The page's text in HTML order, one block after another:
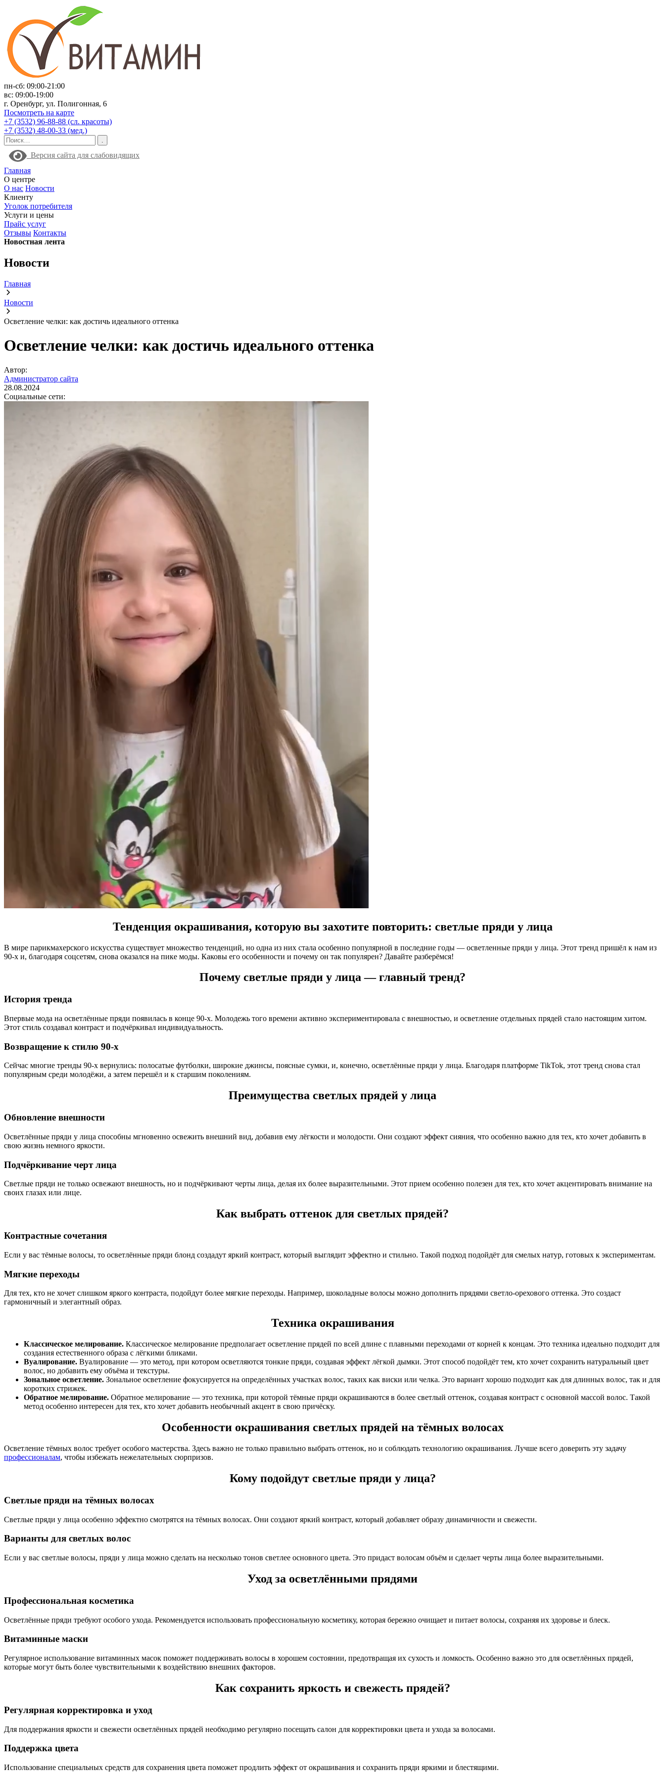
пн-сб: 09:00-21:00
вс: 09:00-19:00
г. Оренбург, ул. Полигонная, 6
Посмотреть на карте
+7 (3532) 96-88-88 (сл. красоты)
+7 (3532) 48-00-33 (мед.)
Версия сайта для слабовидящих
Главная
О центре
О нас Новости
Клиенту
Уголок потребителя
Услуги и цены
Прайс услуг
Отзывы Контакты
Новостная лента
Новости
Главная
Новости
Осветление челки: как достичь идеального оттенка
Осветление челки: как достичь идеального оттенка
Автор:
Администратор сайта
28.08.2024
Социальные сети:
Тенденция окрашивания, которую вы захотите повторить: светлые пряди у лица
В мире парикмахерского искусства существует множество тенденций, но одна из них стала особенно популярной в последние годы — осветленные пряди у лица. Этот тренд пришёл к нам из
90-х и, благодаря соцсетям, снова оказался на пике моды. Каковы его особенности и почему он так популярен? Давайте разберёмся!
Почему светлые пряди у лица — главный тренд?
История тренда
Впервые мода на осветлённые пряди появилась в конце 90-х. Молодежь того времени активно экспериментировала с внешностью, и осветление отдельных прядей стало настоящим хитом.
Этот стиль создавал контраст и подчёркивал индивидуальность.
Возвращение к стилю 90-х
Сейчас многие тренды 90-х вернулись: полосатые футболки, широкие джинсы, поясные сумки, и, конечно, осветлённые пряди у лица. Благодаря платформе TikTok, этот тренд снова стал
популярным среди молодёжи, а затем перешёл и к старшим поколениям.
Преимущества светлых прядей у лица
Обновление внешности
Осветлённые пряди у лица способны мгновенно освежить внешний вид, добавив ему лёгкости и молодости. Они создают эффект сияния, что особенно важно для тех, кто хочет добавить в
свою жизнь немного яркости.
Подчёркивание черт лица
Светлые пряди не только освежают внешность, но и подчёркивают черты лица, делая их более выразительными. Этот прием особенно полезен для тех, кто хочет акцентировать внимание на
своих глазах или лице.
Как выбрать оттенок для светлых прядей?
Контрастные сочетания
Если у вас тёмные волосы, то осветлённые пряди блонд создадут яркий контраст, который выглядит эффектно и стильно. Такой подход подойдёт для смелых натур, готовых к экспериментам.
Мягкие переходы
Для тех, кто не хочет слишком яркого контраста, подойдут более мягкие переходы. Например, шоколадные волосы можно дополнить прядями светло-орехового оттенка. Это создаст
гармоничный и элегантный образ.
Техника окрашивания
Классическое мелирование. Классическое мелирование предполагает осветление прядей по всей длине с плавными переходами от корней к концам. Это техника идеально подходит для
создания естественного образа с лёгкими бликами.
Вуалирование. Вуалирование — это метод, при котором осветляются тонкие пряди, создавая эффект лёгкой дымки. Этот способ подойдёт тем, кто хочет сохранить натуральный цвет
волос, но добавить ему объёма и текстуры.
Зональное осветление. Зональное осветление фокусируется на определённых участках волос, таких как виски или челка. Это вариант хорошо подходит как для длинных волос, так и для
коротких стрижек.
Обратное мелирование. Обратное мелирование — это техника, при которой тёмные пряди окрашиваются в более светлый оттенок, создавая контраст с основной массой волос. Такой
метод особенно интересен для тех, кто хочет добавить необычный акцент в свою причёску.
Особенности окрашивания светлых прядей на тёмных волосах
Осветление тёмных волос требует особого мастерства. Здесь важно не только правильно выбрать оттенок, но и соблюдать технологию окрашивания. Лучше всего доверить эту задачу
профессионалам, чтобы избежать нежелательных сюрпризов.
Кому подойдут светлые пряди у лица?
Светлые пряди на тёмных волосах
Светлые пряди у лица особенно эффектно смотрятся на тёмных волосах. Они создают яркий контраст, который добавляет образу динамичности и свежести.
Варианты для светлых волос
Если у вас светлые волосы, пряди у лица можно сделать на несколько тонов светлее основного цвета. Это придаст волосам объём и сделает черты лица более выразительными.
Уход за осветлёнными прядями
Профессиональная косметика
Осветлённые пряди требуют особого ухода. Рекомендуется использовать профессиональную косметику, которая бережно очищает и питает волосы, сохраняя их здоровье и блеск.
Витаминные маски
Регулярное использование витаминных масок поможет поддерживать волосы в хорошем состоянии, предотвращая их сухость и ломкость. Особенно важно это для осветлённых прядей,
которые могут быть более чувствительными к воздействию внешних факторов.
Как сохранить яркость и свежесть прядей?
Регулярная корректировка и уход
Для поддержания яркости и свежести осветлённых прядей необходимо регулярно посещать салон для корректировки цвета и ухода за волосами.
Поддержка цвета
Использование специальных средств для сохранения цвета поможет продлить эффект от окрашивания и сохранить пряди яркими и блестящими.